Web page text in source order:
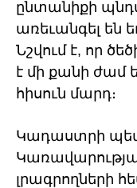
ընտանիքի
առեւանգել են
Նշվում է, որ
է մի քանի ժամ
հիսուն մարդ։
Կադաստրի
լրագրողների